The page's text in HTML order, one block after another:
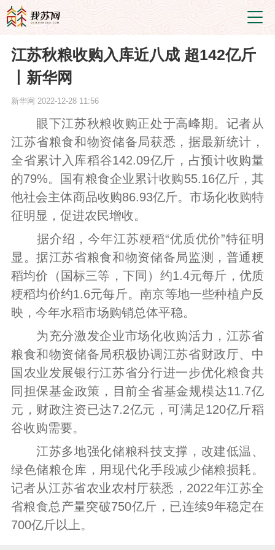
江苏秋粮收购入库近八成 超142亿斤
丨新华网
新华网 2022-12-28 11:56
眼下江苏秋粮收购正处于高峰期。记者从
江苏省粮食和物资储备局获悉，据最新统计，
全省累计入库稻谷142.09亿斤，占预计收购量
的79%。国有粮食企业累计收购55.16亿斤，其
他社会主体商品收购86.93亿斤。市场化收购特
征明显，促进农民增收。
据介绍，今年江苏粳稻“优质优价”特征明
显。据江苏省粮食和物资储备局监测，普通粳
稻均价（国标三等，下同）约1.4元每斤，优质
粳稻均价约1.6元每斤。南京等地一些种植户反
映，今年水稻市场购销总体平稳。
为充分激发企业市场化收购活力，江苏省
粮食和物资储备局积极协调江苏省财政厅、中
国农业发展银行江苏省分行进一步优化粮食共
同担保基金政策，目前全省基金规模达11.7亿
元，财政注资已达7.2亿元，可满足120亿斤稻
谷收购需要。
江苏多地强化储粮科技支撑，改建低温、
绿色储粮仓库，用现代化手段减少储粮损耗。
记者从江苏省农业农村厅获悉，2022年江苏全
省粮食总产量突破750亿斤，已连续9年稳定在
700亿斤以上。